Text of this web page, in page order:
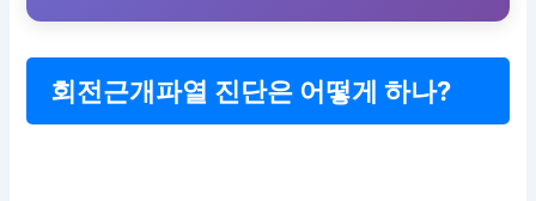
회전근개파열 진단은 어떻게 하나?